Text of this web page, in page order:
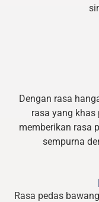
Dengan rasa
rasa yang
memberikan rasa
sempurna
Rasa pedas